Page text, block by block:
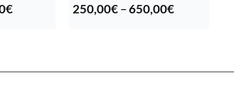
€Hintaluokka:250,00€–650,00€Hintaluokka: